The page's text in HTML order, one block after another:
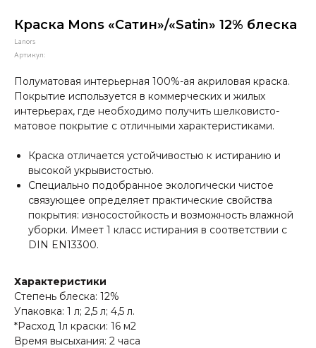
Краска Mons «Сатин»/«Satin» 12% блеска
Lanors
Артикул:
Полуматовая интерьерная 100%-ая акриловая краска.
Покрытие используется в коммерческих и жилых
интерьерах, где необходимо получить шелковисто-
матовое покрытие с отличными характеристиками.
Краска отличается устойчивостью к истиранию и
высокой укрывистостью.
Специально подобранное экологически чистое
связующее определяет практические свойства
покрытия: износостойкость и возможность влажной
уборки. Имеет 1 класс истирания в соответствии с
DIN EN13300.
Характеристики
Степень блеска: 12%
Упаковка: 1 л; 2,5 л; 4,5 л.
*Расход 1л краски: 16 м2
Время высыхания: 2 часа